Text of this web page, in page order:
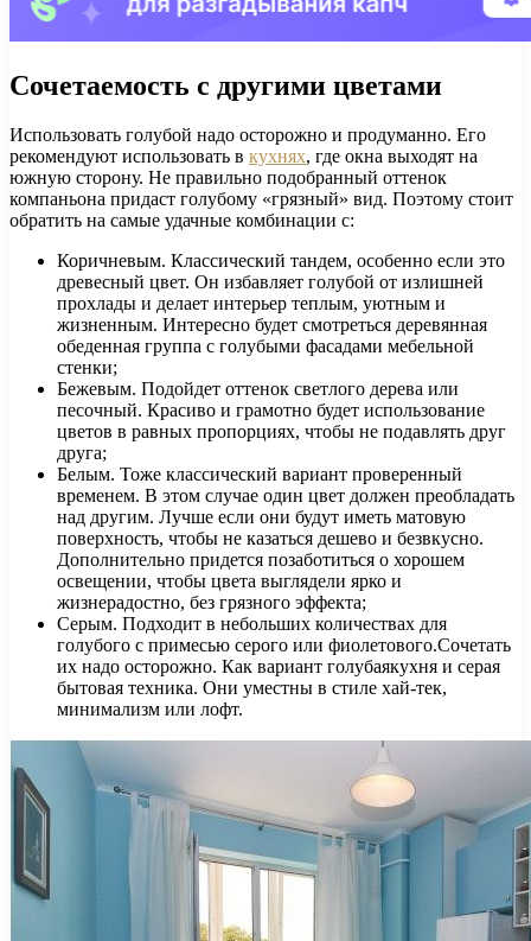
Сочетаемость с другими цветами
Использовать голубой надо осторожно и продуманно. Его
рекомендуют использовать в кухнях, где окна выходят на
южную сторону. Не правильно подобранный оттенок
компаньона придаст голубому «грязный» вид. Поэтому стоит
обратить на самые удачные комбинации с:
Коричневым. Классический тандем, особенно если это
древесный цвет. Он избавляет голубой от излишней
прохлады и делает интерьер теплым, уютным и
жизненным. Интересно будет смотреться деревянная
обеденная группа с голубыми фасадами мебельной
стенки;
Бежевым. Подойдет оттенок светлого дерева или
песочный. Красиво и грамотно будет использование
цветов в равных пропорциях, чтобы не подавлять друг
друга;
Белым. Тоже классический вариант проверенный
временем. В этом случае один цвет должен преобладать
над другим. Лучше если они будут иметь матовую
поверхность, чтобы не казаться дешево и безвкусно.
Дополнительно придется позаботиться о хорошем
освещении, чтобы цвета выглядели ярко и
жизнерадостно, без грязного эффекта;
Серым. Подходит в небольших количествах для
голубого с примесью серого или фиолетового.Сочетать
их надо осторожно. Как вариант голубаякухня и серая
бытовая техника. Они уместны в стиле хай-тек,
минимализм или лофт.